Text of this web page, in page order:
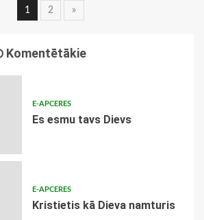
Ziņu
1 2 »
Komentētākie
E-APCERES
Es esmu tavs Dievs
E-APCERES
Kristietis kā Dieva namturis